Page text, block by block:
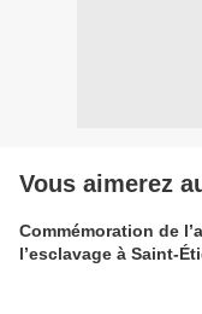
Vous aimerez
Commémoration de
l’esclavage à Saint-